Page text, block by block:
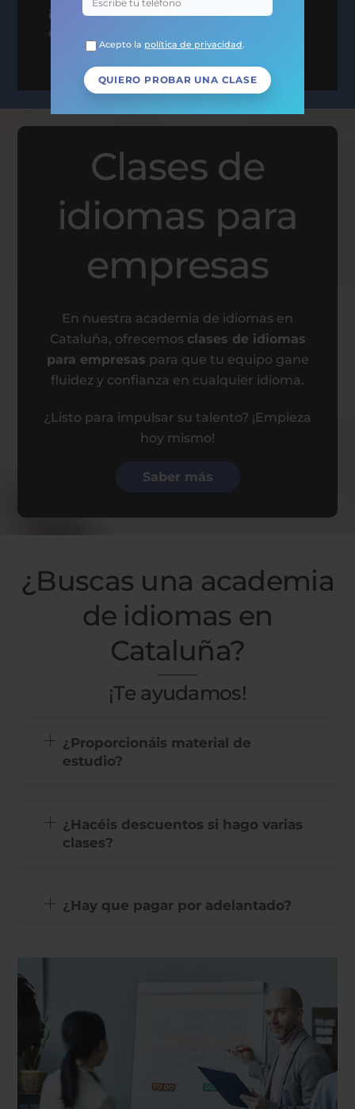
Acepto la política de privacidad.
¡Anímate a probar sin compromiso y
comienza hoy mismo!
Clases de
idiomas para
empresas
En nuestra academia de idiomas en
Cataluña, ofrecemos clases de idiomas
para empresas para que tu equipo gane
fluidez y confianza en cualquier idioma.
¿Listo para impulsar su talento? ¡Empieza
hoy mismo!
Saber más
¿Buscas una academia
de idiomas en
Cataluña?
¡Te ayudamos!
¿Proporcionáis material de
estudio?
¿Hacéis descuentos si hago varias
clases?
¿Hay que pagar por adelantado?